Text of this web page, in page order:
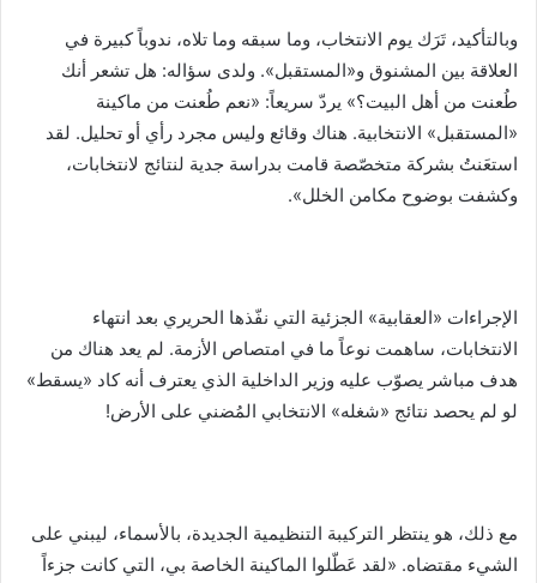
وبالتأكيد، تَرَك يوم الانتخاب، وما سبقه وما تلاه، ندوباً كبيرة في
العلاقة بين المشنوق و«المستقبل». ولدى سؤاله: هل تشعر أنك
طُعنت من أهل البيت؟» يردّ سريعاً: «نعم طُعنت من ماكينة
«المستقبل» الانتخابية. هناك وقائع وليس مجرد رأي أو تحليل. لقد
استعَنتُ بشركة متخصّصة قامت بدراسة جدية لنتائج لانتخابات،
وكشفت بوضوح مكامن الخلل».
الإجراءات «العقابية» الجزئية التي نفّذها الحريري بعد انتهاء
الانتخابات، ساهمت نوعاً ما في امتصاص الأزمة. لم يعد هناك من
هدف مباشر يصوّب عليه وزير الداخلية الذي يعترف أنه كاد «يسقط»
لو لم يحصد نتائج «شغله» الانتخابي المُضني على الأرض!
مع ذلك، هو ينتظر التركيبة التنظيمية الجديدة، بالأسماء، ليبني على
الشيء مقتضاه. «لقد عَطّلوا الماكينة الخاصة بي، التي كانت جزءاً